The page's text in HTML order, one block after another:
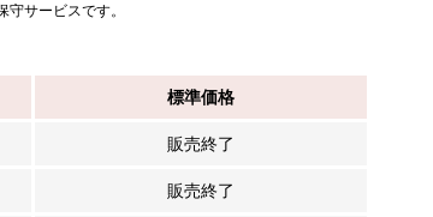
サービスです。
標準価格
販売終了
販売終了